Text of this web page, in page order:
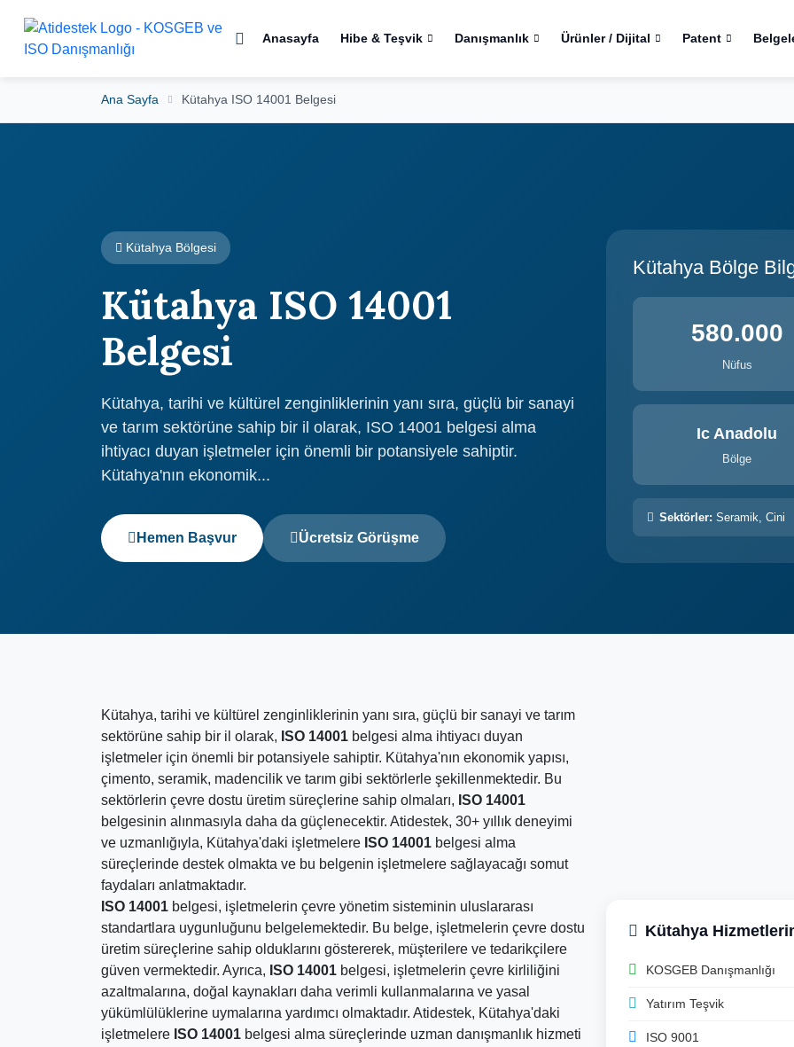
Anasayfa Hibe & Teşvik Danışmanlık Ürünler / Dijital Patent
Ana Sayfa Kütahya ISO 14001 Belgesi
Kütahya Bölgesi
Kütahya ISO 14001
Belgesi
Kütahya, tarihi ve kültürel zenginliklerinin yanı sıra, güçlü bir sanayi
ve tarım sektörüne sahip bir il olarak, ISO 14001 belgesi alma
ihtiyacı duyan işletmeler için önemli bir potansiyele sahiptir.
Kütahya'nın ekonomik...
Hemen Başvur Ücretsiz Görüşme
Kütahya Bölge
580.000
Nüfus
Ic Anadolu
Bölge
Sektörler: Seramik, Cini
Kütahya, tarihi ve kültürel zenginliklerinin yanı sıra, güçlü bir sanayi ve tarım
sektörüne sahip bir il olarak, ISO 14001 belgesi alma ihtiyacı duyan
işletmeler için önemli bir potansiyele sahiptir. Kütahya'nın ekonomik yapısı,
çimento, seramik, madencilik ve tarım gibi sektörlerle şekillenmektedir. Bu
sektörlerin çevre dostu üretim süreçlerine sahip olmaları, ISO 14001
belgesinin alınmasıyla daha da güçlenecektir. Atidestek, 30+ yıllık deneyimi
ve uzmanlığıyla, Kütahya'daki işletmelere ISO 14001 belgesi alma
süreçlerinde destek olmakta ve bu belgenin işletmelere sağlayacağı somut
faydaları anlatmaktadır.
ISO 14001 belgesi, işletmelerin çevre yönetim sisteminin uluslararası
standartlara uygunluğunu belgelemektedir. Bu belge, işletmelerin çevre dostu
üretim süreçlerine sahip olduklarını göstererek, müşterilere ve tedarikçilere
güven vermektedir. Ayrıca, ISO 14001 belgesi, işletmelerin çevre kirliliğini
azaltmalarına, doğal kaynakları daha verimli kullanmalarına ve yasal
yükümlülüklerine uymalarına yardımcı olmaktadır. Atidestek, Kütahya'daki
işletmelere ISO 14001 belgesi alma süreçlerinde uzman danışmanlık hizmeti
Kütahya
KOSGEB Danışmanlığı
Yatırım Teşvik
ISO 9001